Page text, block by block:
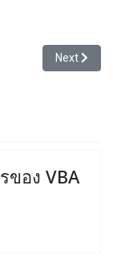
vs MacroNext
Next
อง VBA